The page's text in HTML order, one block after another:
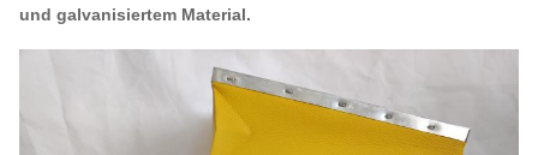
und galvanisiertem Material.